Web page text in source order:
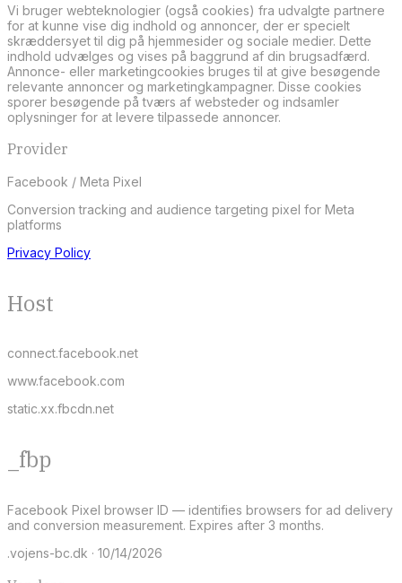
Vi bruger webteknologier (også cookies) fra udvalgte partnere
for at kunne vise dig indhold og annoncer, der er specielt
skræddersyet til dig på hjemmesider og sociale medier. Dette
indhold udvælges og vises på baggrund af din brugsadfærd.
Annonce- eller marketingcookies bruges til at give besøgende
relevante annoncer og marketingkampagner. Disse cookies
sporer besøgende på tværs af websteder og indsamler
oplysninger for at levere tilpassede annoncer.
Provider
Facebook / Meta Pixel
Conversion tracking and audience targeting pixel for Meta
platforms
Privacy Policy
Host
connect.facebook.net
www.facebook.com
static.xx.fbcdn.net
_fbp
Facebook Pixel browser ID — identifies browsers for ad delivery
and conversion measurement. Expires after 3 months.
.vojens-bc.dk · 10/14/2026